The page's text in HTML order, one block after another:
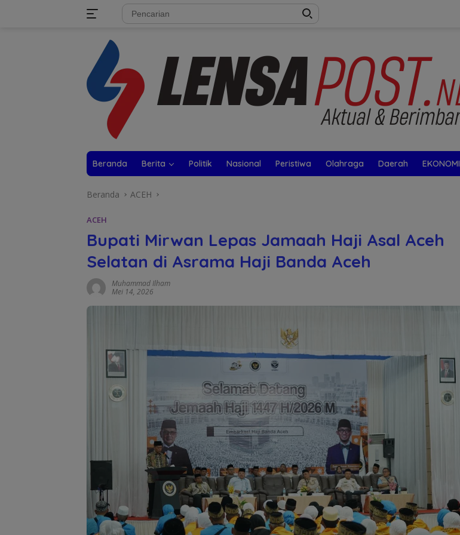
Beranda Berita Politik Nasional Peristiwa Olahraga Daerah EKONOMI
Beranda ACEH
ACEH
Bupati Mirwan Lepas Jamaah Haji Asal Aceh
Selatan di Asrama Haji Banda Aceh
Muhammad Ilham
Mei 14, 2026